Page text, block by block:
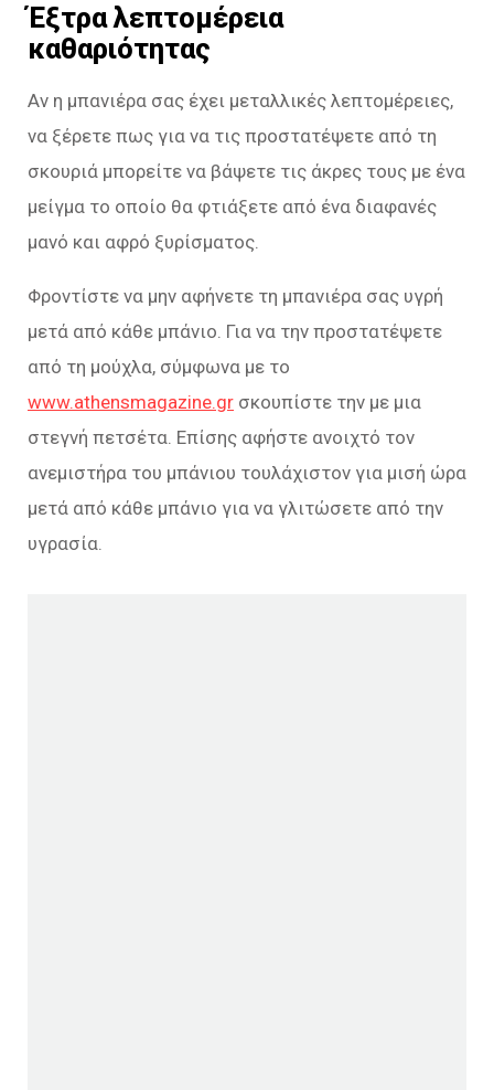
Έξτρα λεπτομέρεια
καθαριότητας
Αν η μπανιέρα σας έχει μεταλλικές λεπτομέρειες,
να ξέρετε πως για να τις προστατέψετε από τη
σκουριά μπορείτε να βάψετε τις άκρες τους με ένα
μείγμα το οποίο θα φτιάξετε από ένα διαφανές
μανό και αφρό ξυρίσματος.
Φροντίστε να μην αφήνετε τη μπανιέρα σας υγρή
μετά από κάθε μπάνιο. Για να την προστατέψετε
από τη μούχλα, σύμφωνα με το
www.athensmagazine.gr σκουπίστε την με μια
στεγνή πετσέτα. Επίσης αφήστε ανοιχτό τον
ανεμιστήρα του μπάνιου τουλάχιστον για μισή ώρα
μετά από κάθε μπάνιο για να γλιτώσετε από την
υγρασία.